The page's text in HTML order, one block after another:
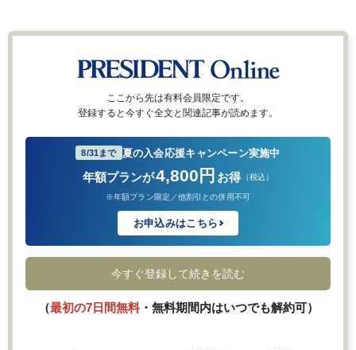
ここから先は有料会員限定です。
登録すると今すぐ全文と関連記事が読めます。
8/31まで 夏の入会応援キャンペーン実施中
年額プランが4,800円 お得 （税込）
※年額プラン限定／他割引との併用不可
お申込みはこちら
今すぐ登録して続きを読む
（最初の7日間無料・無料期間内はいつでも解約可）